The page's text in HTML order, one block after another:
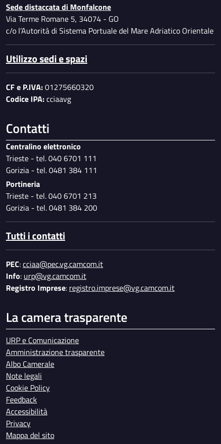
Sede distaccata di Monfalcone
Via Terme Romane 5, 34074 - GO
c/o l’Autorità di Sistema Portuale del Mare Adriatico Orientale
Utilizzo sedi e spazi
CF e P.IVA:01275660320
Codice IPA:cciaavg
Contatti
Centralino elettronico
Trieste - tel. 040 6701 111
Gorizia - tel. 0481 384 111
Portineria
Trieste - tel. 040 6701 213
Gorizia - tel. 0481 384 200
Tutti i contatti
PEC:cciaa@pec.vg.camcom.it
Info: urp@vg.camcom.it
Registro Imprese: registro.imprese@vg.camcom.it
La camera trasparente
URP e Comunicazione
Amministrazione trasparente
Albo Camerale
Note legali
Cookie Policy
Feedback
Accessibilità
Privacy
Mappa del sito